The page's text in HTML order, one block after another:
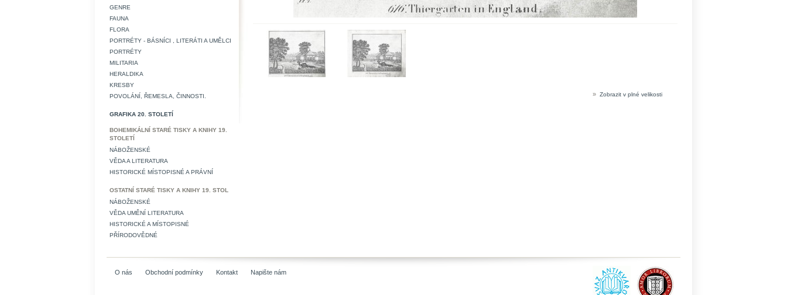
GENRE
FAUNA
FLORA
PORTRÉTY - BÁSNÍCI , LITERÁTI A UMĚLCI
PORTRÉTY
MILITARIA
HERALDIKA
KRESBY
POVOLÁNÍ, ŘEMESLA, ČINNOSTI.
GRAFIKA 20. STOLETÍ
BOHEMIKÁLNÍ STARÉ TISKY A KNIHY 19.
STOLETÍ
NÁBOŽENSKÉ
VĚDA A LITERATURA
HISTORICKÉ MÍSTOPISNÉ A PRÁVNÍ
OSTATNÍ STARÉ TISKY A KNIHY 19. STOL
NÁBOŽENSKÉ
VĚDA UMĚNÍ LITERATURA
HISTORICKÉ A MÍSTOPISNÉ
PŘÍRODOVĚDNÉ
» Zobrazit v plné velikosti
O nás Obchodní podmínky Kontakt Napište nám